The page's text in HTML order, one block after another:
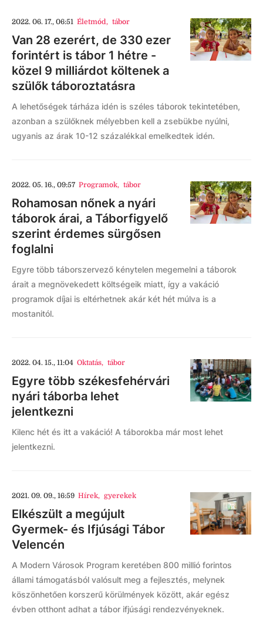
2022. 06. 17., 06:51 Életmód, tábor
Van 28 ezerért, de 330 ezer
forintért is tábor 1 hétre -
közel 9 milliárdot költenek a
szülők táboroztatásra
A lehetőségek tárháza idén is széles táborok tekintetében,
azonban a szülőknek mélyebben kell a zsebükbe nyúlni,
ugyanis az árak 10-12 százalékkal emelkedtek idén.
2022. 05. 16., 09:57 Programok, tábor
Rohamosan nőnek a nyári
táborok árai, a Táborfigyelő
szerint érdemes sürgősen
foglalni
Egyre több táborszervező kénytelen megemelni a táborok
árait a megnövekedett költségeik miatt, így a vakáció
programok díjai is eltérhetnek akár két hét múlva is a
mostanitól.
2022. 04. 15., 11:04 Oktatás, tábor
Egyre több székesfehérvári
nyári táborba lehet
jelentkezni
Kilenc hét és itt a vakáció! A táborokba már most lehet
jelentkezni.
2021. 09. 09., 16:59 Hírek, gyerekek
Elkészült a megújult
Gyermek- és Ifjúsági Tábor
Velencén
A Modern Városok Program keretében 800 millió forintos
állami támogatásból valósult meg a fejlesztés, melynek
köszönhetően korszerű körülmények között, akár egész
évben otthont adhat a tábor ifjúsági rendezvényeknek.